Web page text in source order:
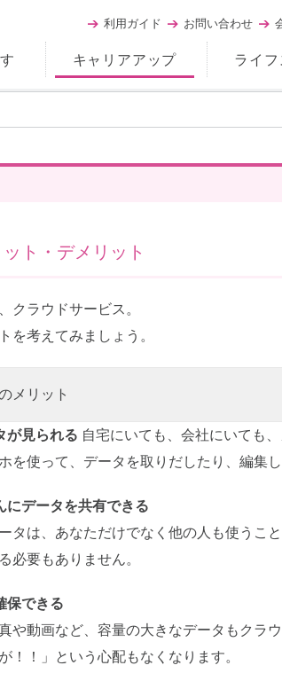
キャリアアップ ライ
利用ガイド お問い合わせ
ト・デメリット
クラウドサービス。
を考えてみましょう。
メリット
が見られる 自宅にいても、会社にいても
を使って、データを取りだしたり、編集
にデータを共有できる
タは、あなただけでなく他の人も使うこ
必要もありません。
保できる
や動画など、容量の大きなデータもクラ
！！」という心配もなくなります。